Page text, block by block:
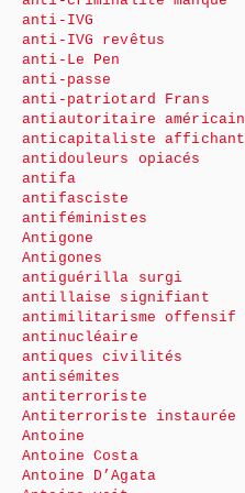
anti-IVG
anti-IVG revêtus
anti-Le Pen
anti-passe
anti-patriotard Frans
antiautoritaire américain
anticapitaliste affichant
antidouleurs opiacés
antifa
antifasciste
antiféministes
Antigone
Antigones
antiguérilla surgi
antillaise signifiant
antimilitarisme offensif
antinucléaire
antiques civilités
antisémites
antiterroriste
Antiterroriste instaurée
Antoine
Antoine Costa
Antoine D’Agata